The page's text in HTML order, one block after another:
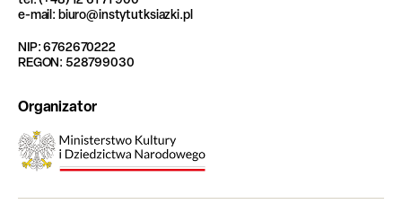
e-mail: biuro@instytutksiazki.pl
NIP: 6762670222
REGON: 528799030
Organizator